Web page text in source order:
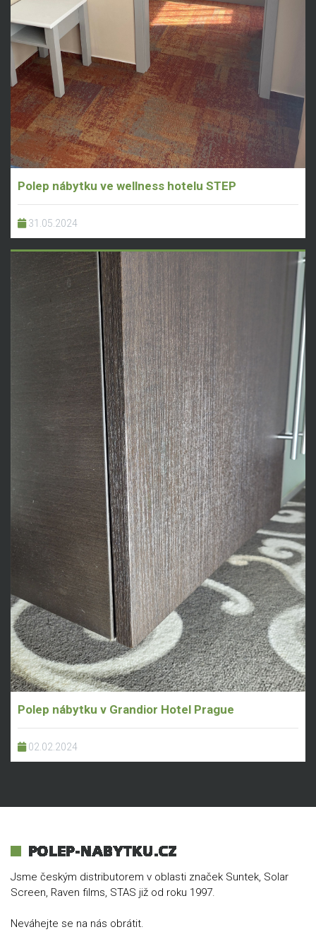
Polep nábytku ve wellness hotelu STEP
31.05.2024
Polep nábytku v Grandior Hotel Prague
02.02.2024
Jsme českým distributorem v oblasti značek Suntek, Solar
Screen, Raven films, STAS již od roku 1997.
Neváhejte se na nás obrátit.